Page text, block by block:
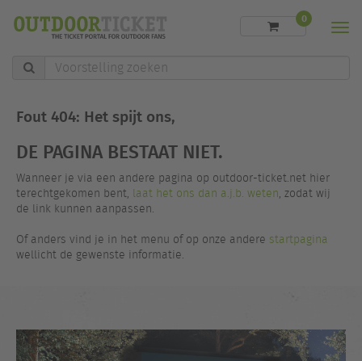
Voorstelling
zoeken
0
Fout 404: Het spijt ons,
DE PAGINA BESTAAT NIET.
Wanneer je via een andere pagina op outdoor-ticket.net hier
terechtgekomen bent, laat het ons dan a.j.b. weten, zodat wij
de link kunnen aanpassen.
Of anders vind je in het menu of op onze andere startpagina
wellicht de gewenste informatie.